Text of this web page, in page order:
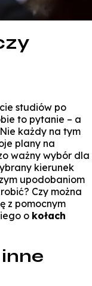
Zapisz się na studia
studiów po
to pytanie – a
każdy na tym
plany na
ważny wybór dla
kierunek
upodobaniom
Czy można
z pomocnym
o kołach